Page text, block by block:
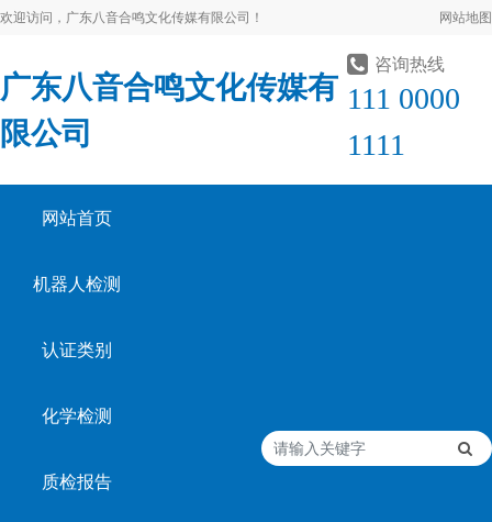
欢迎访问，广东八音合鸣文化传媒有限公司！ 网站地图
广东八音合鸣文化传媒有
限公司
咨询热线
111 0000
1111
网站首页
机器人检测
认证类别
化学检测
质检报告